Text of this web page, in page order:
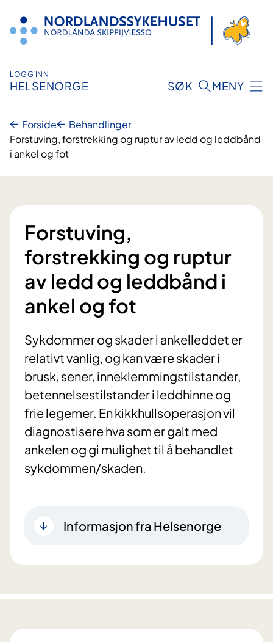
innhold
LOGG INN
HELSENORGE SØK MENY
Forside
Behandlinger
Forstuving, forstrekking og ruptur av ledd og leddbånd
i ankel og fot
Forstuving,
forstrekking og ruptur
av ledd og leddbånd i
ankel og fot
Sykdommer og skader i ankelleddet er
relativt vanlig, og kan være skader i
brusk, sener, inneklemmingstilstander,
betennelsestilstander i leddhinne og
frie legemer. En kikkhullsoperasjon vil
diagnostisere hva som er galt med
ankelen og gi mulighet til å behandlet
sykdommen/skaden.
Informasjon fra Helsenorge